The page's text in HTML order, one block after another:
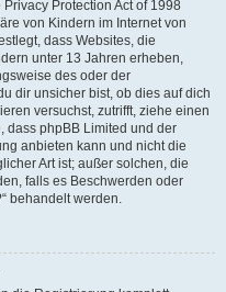
Protection Act of 1998
von Kindern im Internet von
dass Websites, die
unter 13 Jahren erheben,
des oder der
dir unsicher bist, ob dies auf dich
versuchst, zutrifft, ziehe einen
dass phpBB Limited und der
anbieten kann und nicht die
Art ist; außer solchen, die
falls es Beschwerden oder
behandelt werden.